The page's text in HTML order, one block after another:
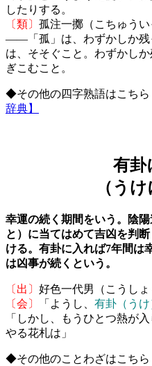
したりする。
〔類〕 孤注一擲（こちゅうい
――「孤」は、わずかしか残
は、そそぐこと。わずかし
ぎこむこと。
◆その他の四字熟語はこちら
辞典】
有卦
（う
幸運の続く期間をいう。陰
と）に当てはめて吉凶を判
ける。有卦に入れば7年間は
は凶事が続くという。
〔出〕 好色一代男（こうしょ
〔会〕
「ようし、 有卦（う
「しかし、もうひとつ熱が
やる花札は」
◆その他のことわざはこちら